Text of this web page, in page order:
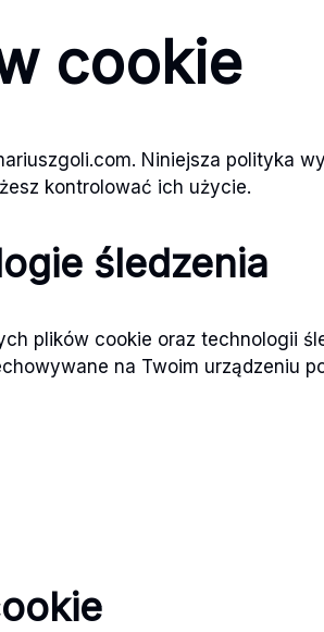
cookie
Niniejsza polityka
kontrolować ich użycie.
śledzenia
plików cookie oraz technologii
na Twoim urządzeniu